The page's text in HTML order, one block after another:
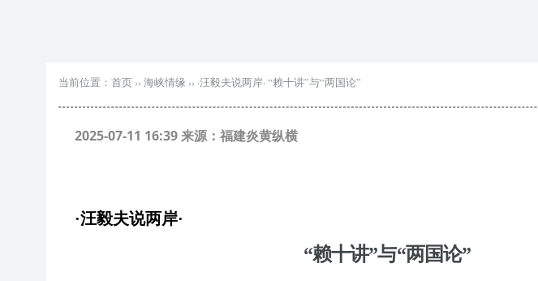
当前位置： 首页 ›› 海峡情缘 ›› ·汪毅夫说两岸· “赖十讲”与“两国论”
2025-07-11 16:39 来源：福建炎黄纵横
·汪毅夫说两岸·
“赖十讲”与“两国论”